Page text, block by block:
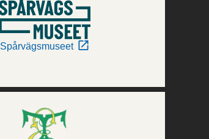
Spårvägsmuseet